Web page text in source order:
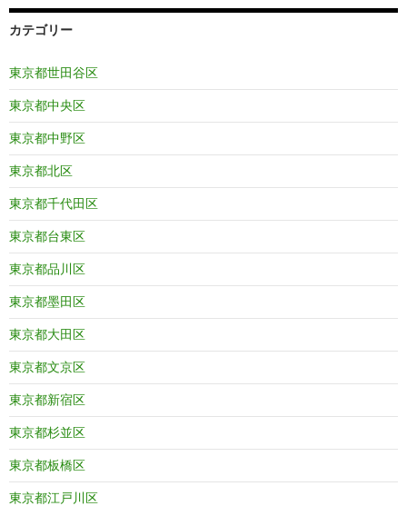
カテゴリー
東京都世田谷区
東京都中央区
東京都中野区
東京都北区
東京都千代田区
東京都台東区
東京都品川区
東京都墨田区
東京都大田区
東京都文京区
東京都新宿区
東京都杉並区
東京都板橋区
東京都江戸川区